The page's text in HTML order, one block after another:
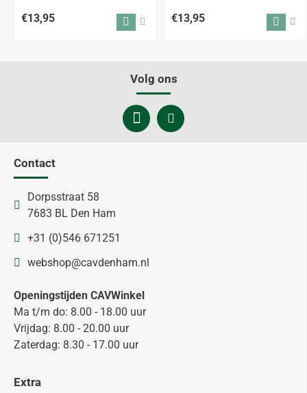
€13,95 €13,95
Volg ons
Contact
Dorpsstraat 58
7683 BL Den Ham
+31 (0)546 671251
webshop@cavdenham.nl
Openingstijden CAVWinkel
Ma t/m do: 8.00 - 18.00 uur
Vrijdag: 8.00 - 20.00 uur
Zaterdag: 8.30 - 17.00 uur
Extra